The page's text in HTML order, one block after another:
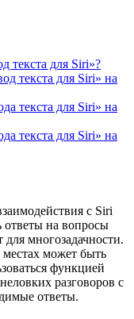
текста для Siri»?
текста для Siri» на
текста для Siri» на
текста для Siri» на
с Siri
ответы на вопросы
многозадачности.
может быть
функцией
разговоров с
ответы.